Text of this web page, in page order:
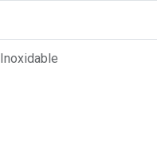
Inoxidable